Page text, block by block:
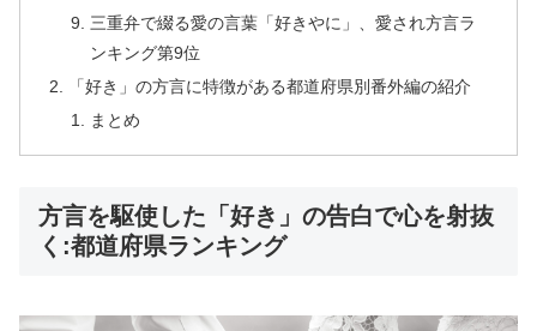
三重弁で綴る愛の言葉「好きやに」、愛され方言ラ
ンキング第9位
「好き」の方言に特徴がある都道府県別番外編の紹介
まとめ
方言を駆使した「好き」の告白で心を射抜
く:都道府県ランキング